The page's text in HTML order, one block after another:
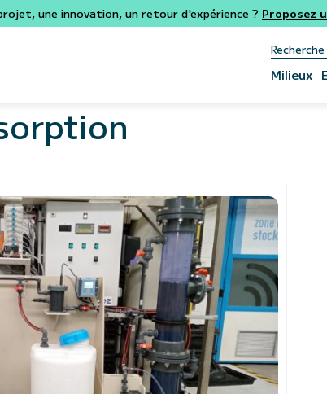
une innovation, un retour d'expérience ? Proposez
Milieux